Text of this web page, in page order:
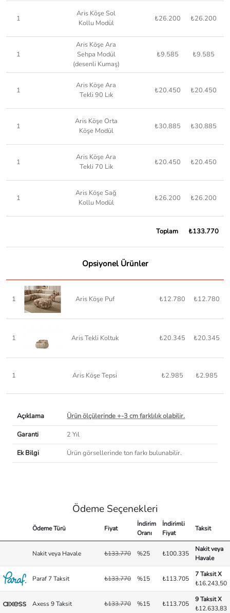
1
Aris Köşe Sol
Kollu Modül
₺26.200 ₺26.200
1
Aris Köşe Ara
Sehpa Modül
(desenli Kumaş)
₺9.585 ₺9.585
1
Aris Köşe Ara
Tekli 90 Lık
₺20.450 ₺20.450
1
Aris Köşe Orta
Köşe Modül
₺30.885 ₺30.885
1
Aris Köşe Ara
Tekli 70 Lik
₺20.450 ₺20.450
1
Aris Köşe Sağ
Kollu Modül
₺26.200 ₺26.200
Toplam ₺133.770
Opsiyonel Ürünler
1 Aris Köşe Puf ₺12.780 ₺12.780
1 Aris Tekli Koltuk ₺20.345 ₺20.345
1 Aris Köşe Tepsi ₺2.985 ₺2.985
Açıklama
Ürün ölçülerinde +-3 cm farklılık olabilir.
Garanti
2 Yıl
Ek Bilgi
Ürün görsellerinde ton farkı bulunabilir.
Ödeme Seçenekleri
Ödeme Türü Fiyat
İndirim
Oranı
İndirimli
Fiyat
Taksit
Nakit veya Havale ₺133.770 %25 ₺100.335
Nakit veya
Havale
Paraf 7 Taksit ₺133.770 %15 ₺113.705
7 Taksit X
₺16.243,50
Axess 9 Taksit ₺133.770 %15 ₺113.705
9 Taksit X
₺12.633,83